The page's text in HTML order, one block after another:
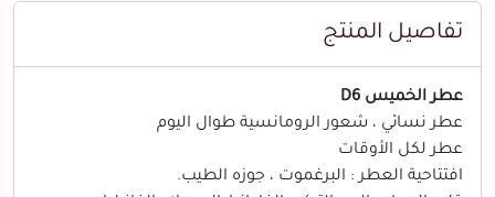
تفاصيل المنتج
عطر الخميس D6
عطر نسائي ، شعور الرومانسية طوال اليوم
عطر لكل الأوقات
افتتاحية العطر : البرغموت ، جوزه الطيب.